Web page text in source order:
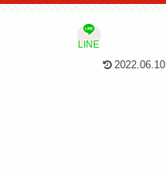
LINE
2022.06.10